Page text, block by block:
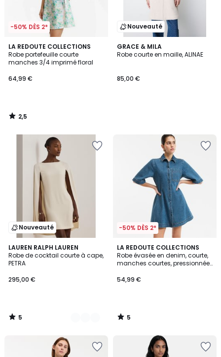
-50% DÈS 2*
LA REDOUTE COLLECTIONS
Robe portefeuille courte
manches 3/4 imprimé floral
64,99 €
2,5
/ 5
2,5
/
Nouveauté
GRACE & MILA
Robe courte en maille, ALINAE
85,00 €
Nouveauté
LAUREN RALPH LAUREN
Robe de cocktail courte à cape,
PETRA
295,00 €
5
/
5
2
Couleurs
5
/
-50% DÈS 2*
LA REDOUTE COLLECTIONS
Robe évasée en denim, courte,
manches courtes, pressionnée
54,99 €
5
/
5
5
/